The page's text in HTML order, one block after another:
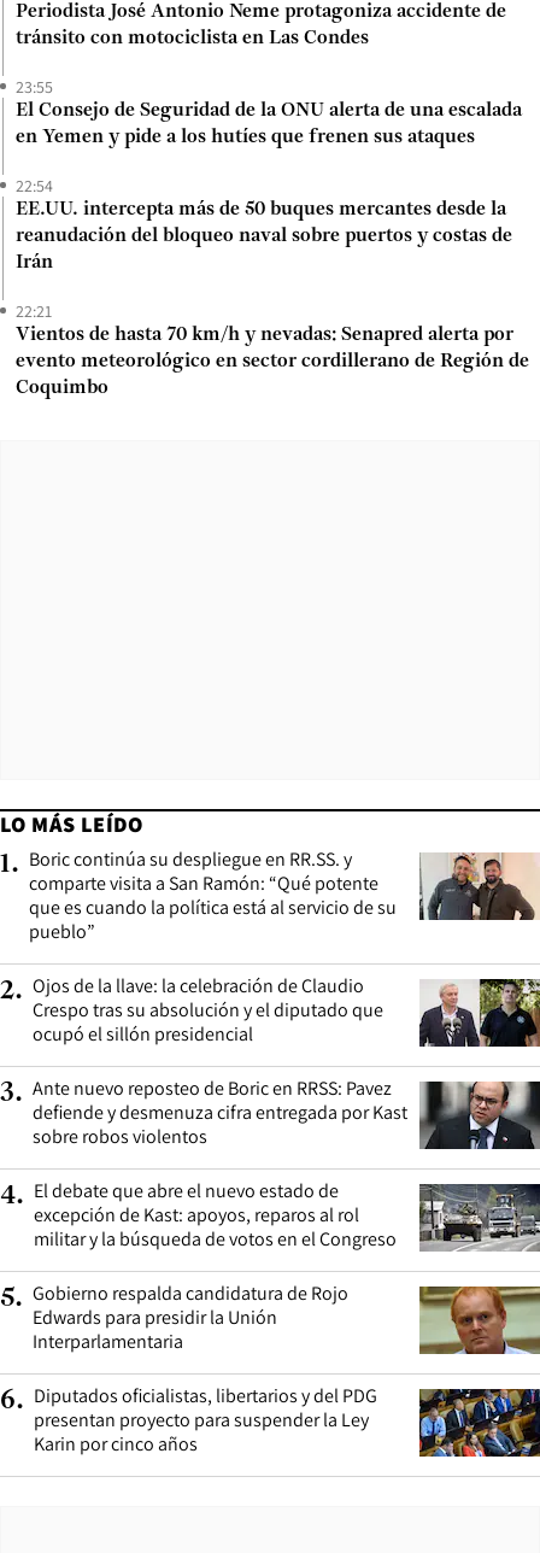
Periodista José Antonio Neme protagoniza accidente de
tránsito con motociclista en Las Condes
23:55
El Consejo de Seguridad de la ONU alerta de una escalada
en Yemen y pide a los hutíes que frenen sus ataques
22:54
EE.UU. intercepta más de 50 buques mercantes desde la
reanudación del bloqueo naval sobre puertos y costas de
Irán
22:21
Vientos de hasta 70 km/h y nevadas: Senapred alerta por
evento meteorológico en sector cordillerano de Región de
Coquimbo
LO MÁS LEÍDO
1. Boric continúa su despliegue en RR.SS. y
comparte visita a San Ramón: “Qué potente
que es cuando la política está al servicio de su
pueblo”
2. Ojos de la llave: la celebración de Claudio
Crespo tras su absolución y el diputado que
ocupó el sillón presidencial
3. Ante nuevo reposteo de Boric en RRSS: Pavez
defiende y desmenuza cifra entregada por Kast
sobre robos violentos
4. El debate que abre el nuevo estado de
excepción de Kast: apoyos, reparos al rol
militar y la búsqueda de votos en el Congreso
5. Gobierno respalda candidatura de Rojo
Edwards para presidir la Unión
Interparlamentaria
6. Diputados oficialistas, libertarios y del PDG
presentan proyecto para suspender la Ley
Karin por cinco años